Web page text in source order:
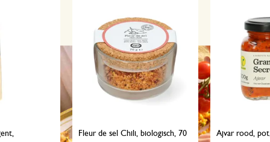
Fleur de sel Chili, biologisch, 70
Ajvar rood,